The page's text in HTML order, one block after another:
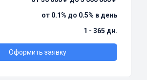
от 0.1% до 0.5% в день
1 - 365 дн.
Оформить заявку